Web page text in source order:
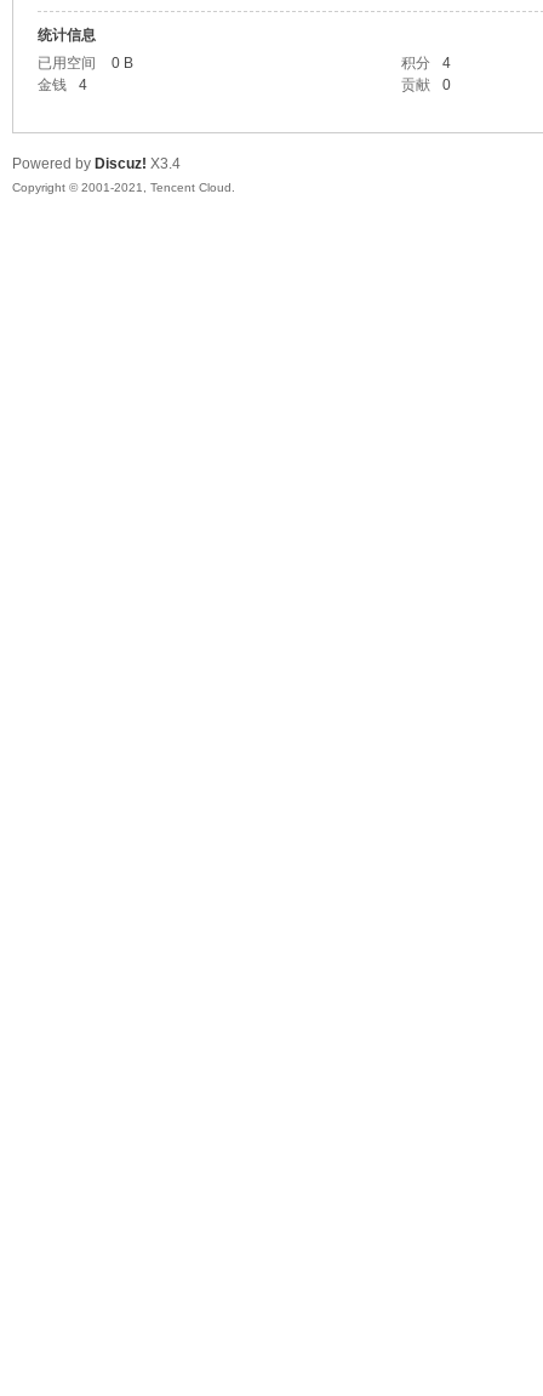
统计信息
已用空间
0 B 积分
4
金钱
4 贡献 0
Powered by Discuz! X3.4
Copyright © 2001-2021, Tencent Cloud.